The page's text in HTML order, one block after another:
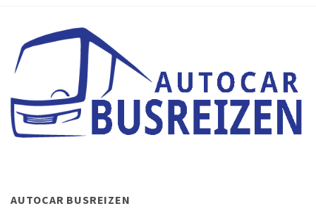
AUTOCAR BUSREIZEN